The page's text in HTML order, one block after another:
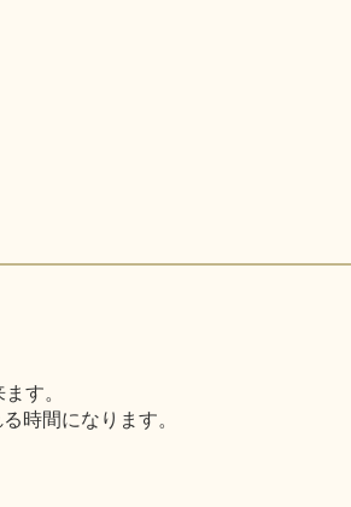
す。
時間になります。